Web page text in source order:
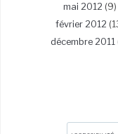
mai 2012 (9)
février 2012
décembre 2011